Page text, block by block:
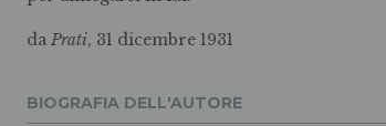
daPrati, 31 dicembre 1931
BIOGRAFIA DELL'AUTORE